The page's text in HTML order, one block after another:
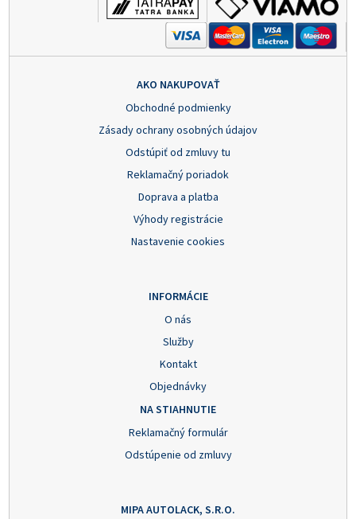
AKO NAKUPOVAŤ
Obchodné podmienky
Zásady ochrany osobných údajov
Odstúpiť od zmluvy tu
Reklamačný poriadok
Doprava a platba
Výhody registrácie
Nastavenie cookies
INFORMÁCIE
O nás
Služby
Kontakt
Objednávky
NA STIAHNUTIE
Reklamačný formulár
Odstúpenie od zmluvy
MIPA AUTOLACK, S.R.O.